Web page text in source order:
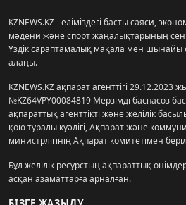
KZNEWS.KZ - еліміздегі басты саяси,
мәдени және спорт жаңалықтарының
Үздік сараптамалық мақала мен шынайы
алаңы.
KZNEWS.KZ ақпарат агенттігі 29.12.2023
№KZ64VPY00084819 Мерзімді баспасөз
ақпараттық агенттікті және желілік
қою туралы куәлігі, Ақпарат және
министрлігінің Ақпарат комитетімен
Бұл желілік ресурстың ақпараттық
асқан азаматтарға арналған.